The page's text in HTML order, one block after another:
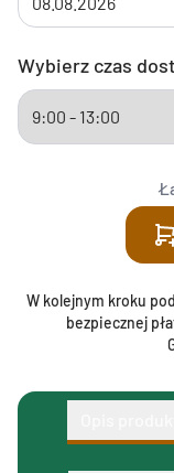
Wybierz czas
W kolejnym kroku
bezpiecznej